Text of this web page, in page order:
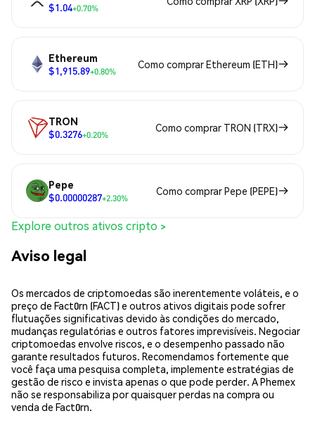
$1.04+0.70%
Ethereum
$1,915.89+0.80%
Como comprar Ethereum (ETH)
TRON
$0.3276+0.20%
Como comprar TRON (TRX)
Pepe
$0.00000287+2.30%
Como comprar Pepe (PEPE)
Explore outros ativos cripto >
Aviso legal
Os mercados de criptomoedas são inerentemente voláteis, e o
preço de Fact0rn (FACT) e outros ativos digitais pode sofrer
flutuações significativas devido às condições do mercado,
mudanças regulatórias e outros fatores imprevisíveis. Negociar
criptomoedas envolve riscos, e o desempenho passado não
garante resultados futuros. Recomendamos fortemente que
você faça uma pesquisa completa, implemente estratégias de
gestão de risco e invista apenas o que pode perder. A Phemex
não se responsabiliza por quaisquer perdas na compra ou
venda de Fact0rn.